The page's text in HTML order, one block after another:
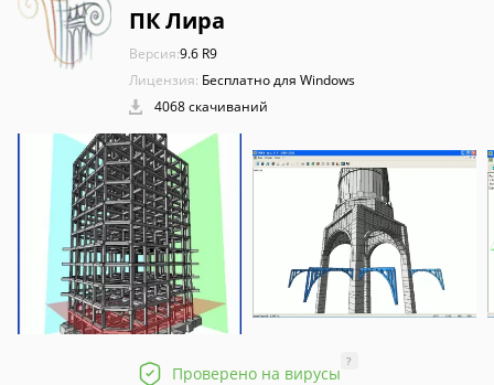
ПК Лира
Версия:9.6 R9
Лицензия: Бесплатно для Windows
4068 скачиваний
Проверено на вирусы
?